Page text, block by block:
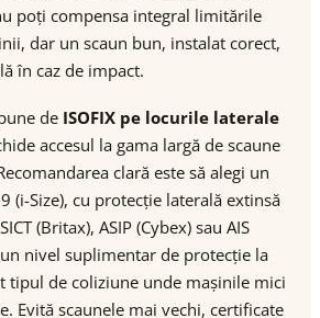
poți compensa integral limitările
dar un scaun bun, instalat corect,
în caz de impact.
de ISOFIX pe locurile laterale
accesul la gama largă de scaune
clară este să alegi un
(i-Size), cu protecție laterală extinsă
(Britax), ASIP (Cybex) sau AIS
nivel suplimentar de protecție la
tipul de coliziune unde mașinile mici
Evită scaunele mai vechi, certificate